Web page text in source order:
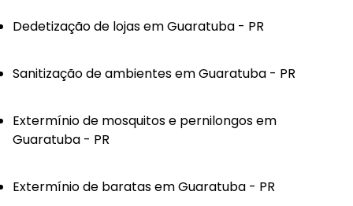
Dedetização de lojas em Guaratuba - PR
Sanitização de ambientes em Guaratuba - PR
Extermínio de mosquitos e pernilongos em
Guaratuba - PR
Extermínio de baratas em Guaratuba - PR